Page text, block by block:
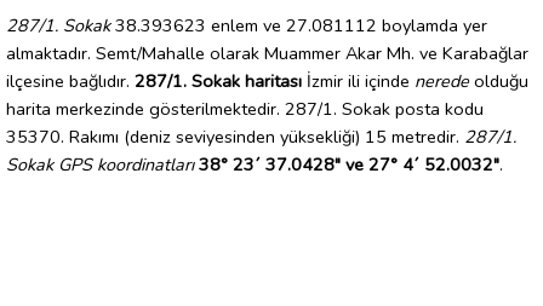
287/1. Sokak38.393623 enlem ve 27.081112 boylamda yer
almaktadır. Semt/Mahalle olarak Muammer Akar Mh. ve Karabağlar
ilçesine bağlıdır. 287/1. Sokak haritası İzmir ili içinde nerede olduğu
harita merkezinde gösterilmektedir. 287/1. Sokak posta kodu
35370. Rakımı (deniz seviyesinden yüksekliği) 15 metredir. 287/1.
Sokak GPS koordinatları 38° 23´ 37.0428" ve 27° 4´ 52.0032".